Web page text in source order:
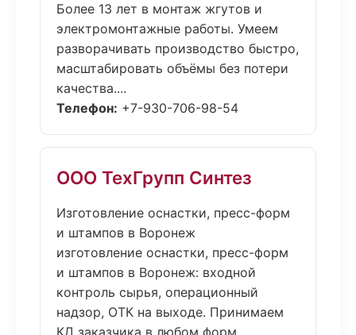
Более 13 лет в монтаж жгутов и
электромонтажные работы. Умеем
разворачивать производство быстро,
масштабировать объёмы без потери
качества....
Телефон: +7-930-706-98-54
ООО ТехГрупп Синтез
Изготовление оснастки, пресс-форм
и штампов в Воронеж
изготовление оснастки, пресс-форм
и штампов в Воронеж: входной
контроль сырья, операционный
надзор, ОТК на выходе. Принимаем
КД заказчика в любом форм...